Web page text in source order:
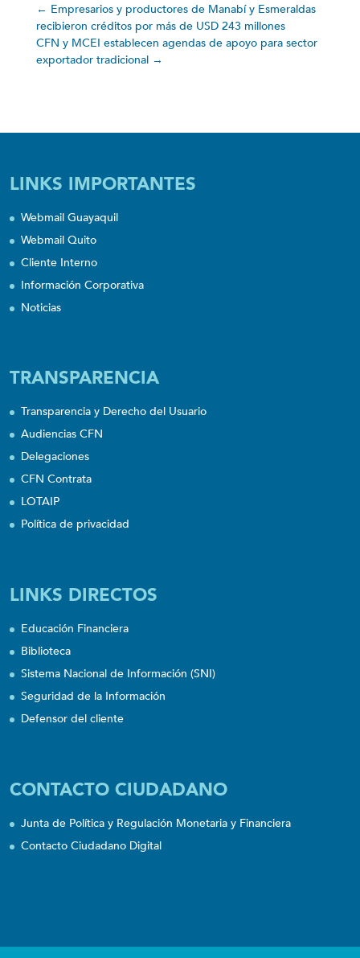
← Empresarios y productores de Manabí y Esmeraldas
recibieron créditos por más de USD 243 millones
CFN y MCEI establecen agendas de apoyo para sector
exportador tradicional→
LINKS IMPORTANTES
Webmail Guayaquil
Webmail Quito
Cliente Interno
Información Corporativa
Noticias
TRANSPARENCIA
Transparencia y Derecho del Usuario
Audiencias CFN
Delegaciones
CFN Contrata
LOTAIP
Política de privacidad
LINKS DIRECTOS
Educación Financiera
Biblioteca
Sistema Nacional de Información (SNI)
Seguridad de la Información
Defensor del cliente
CONTACTO CIUDADANO
Junta de Política y Regulación Monetaria y Financiera
Contacto Ciudadano Digital